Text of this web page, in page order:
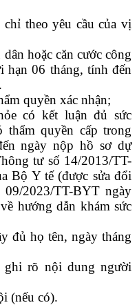
theo yêu cầu của vị
hoặc căn cước công
hạn 06 tháng, tính đến
quyền xác nhận;
có kết luận đủ sức
quyền cấp trong
ngày nộp hồ sơ dự
tư số 14/2013/TT-
Bộ Y tế (được sửa đổi
2023/TT-BYT ngày
hướng dẫn khám sức
đủ họ tên, ngày tháng
ghi rõ nội dung người
(nếu có).